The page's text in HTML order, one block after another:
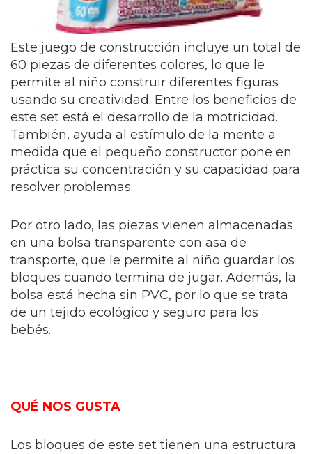
Este juego de construcción incluye un total de
60 piezas de diferentes colores, lo que le
permite al niño construir diferentes figuras
usando su creatividad. Entre los beneficios de
este set está el desarrollo de la motricidad.
También, ayuda al estímulo de la mente a
medida que el pequeño constructor pone en
práctica su concentración y su capacidad para
resolver problemas.
Por otro lado, las piezas vienen almacenadas
en una bolsa transparente con asa de
transporte, que le permite al niño guardar los
bloques cuando termina de jugar. Además, la
bolsa está hecha sin PVC, por lo que se trata
de un tejido ecológico y seguro para los
bebés.
QUÉ NOS GUSTA
Los bloques de este set tienen una estructura